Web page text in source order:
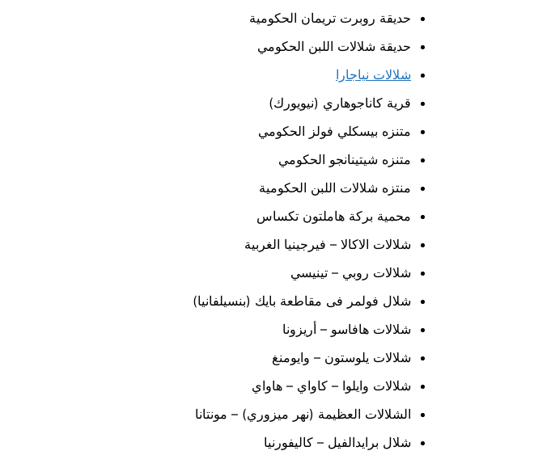
حديقة روبرت تريمان الحكومية
حديقة شلالات اللبن الحكومي
شلالات نياجارا
قرية كاناجوهاري (نيويورك)
متنزه بيسكلي فولز الحكومي
متنزه شيتينانجو الحكومي
منتزه شلالات اللبن الحكومية
محمية بركة هاملتون تكساس
شلالات الاكالا – فيرجينيا الغربية
شلالات روبي – تينيسي
شلال فولمر فى مقاطعة بايك (بنسيلفانيا)‏
شلالات هافاسو – أريزونا
شلالات يلوستون – وايومنغ
شلالات وايلوا – كاواي – هاواي
الشلالات العظيمة (نهر ميزوري) – مونتانا
شلال برايدالفيل – كاليفورنيا